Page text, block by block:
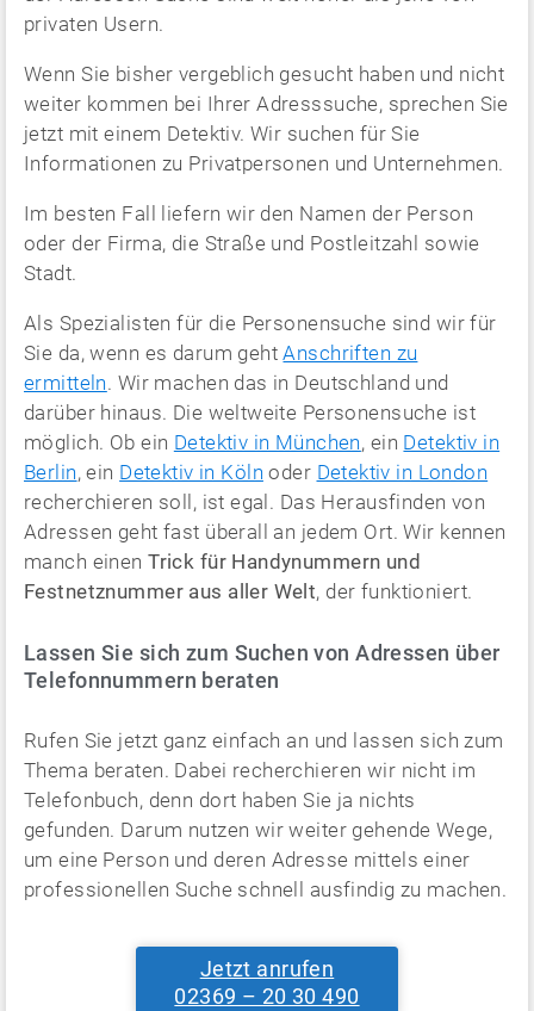
privaten Usern.
Wenn Sie bisher vergeblich gesucht haben und nicht
weiter kommen bei Ihrer Adresssuche, sprechen Sie
jetzt mit einem Detektiv. Wir suchen für Sie
Informationen zu Privatpersonen und Unternehmen.
Im besten Fall liefern wir den Namen der Person
oder der Firma, die Straße und Postleitzahl sowie
Stadt.
Als Spezialisten für die Personensuche sind wir für
Sie da, wenn es darum gehtAnschriften zu
ermitteln. Wir machen das in Deutschland und
darüber hinaus. Die weltweite Personensuche ist
möglich. Ob ein Detektiv in München, ein Detektiv in
Berlin, ein Detektiv in Köln oder Detektiv in London
recherchieren soll, ist egal. Das Herausfinden von
Adressen geht fast überall an jedem Ort. Wir kennen
manch einenTrick für Handynummern und
Festnetznummer aus aller Welt, der funktioniert.
Lassen Sie sich zum Suchen von Adressen über
Telefonnummern beraten
Rufen Sie jetzt ganz einfach an und lassen sich zum
Thema beraten. Dabei recherchieren wir nicht im
Telefonbuch, denn dort haben Sie ja nichts
gefunden. Darum nutzen wir weiter gehende Wege,
um eine Person und deren Adresse mittels einer
professionellen Suche schnell ausfindig zu machen.
Jetzt anrufen
02369 – 20 30 490